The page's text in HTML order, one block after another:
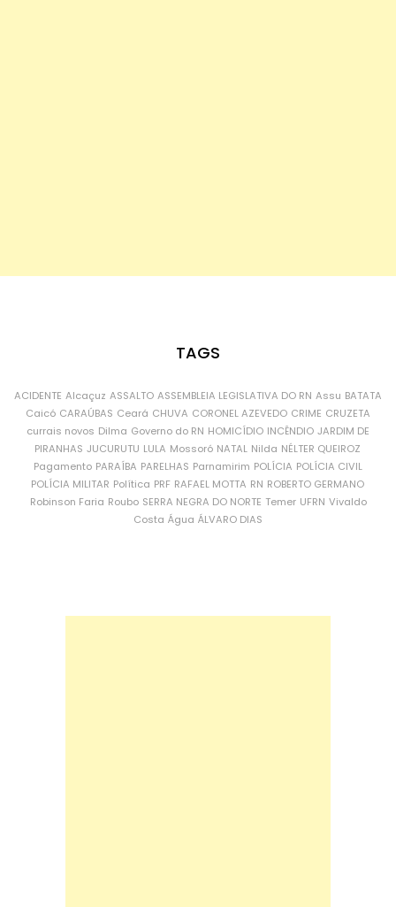
TAGS
ACIDENTE Alcaçuz ASSALTO ASSEMBLEIA LEGISLATIVA DO RN Assu BATATA
Caicó CARAÚBAS Ceará CHUVA CORONEL AZEVEDO CRIME CRUZETA
currais novos Dilma Governo do RN HOMICÍDIO INCÊNDIO JARDIM DE
PIRANHAS JUCURUTU LULA Mossoró NATAL Nilda NÉLTER QUEIROZ
Pagamento PARAÍBA PARELHAS Parnamirim POLÍCIA POLÍCIA CIVIL
POLÍCIA MILITAR Política PRF RAFAEL MOTTA RN ROBERTO GERMANO
Robinson Faria Roubo SERRA NEGRA DO NORTE Temer UFRN Vivaldo
Costa Água ÁLVARO DIAS